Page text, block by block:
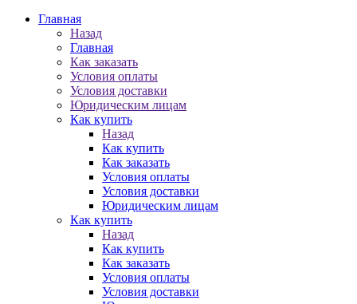
Главная
Назад
Главная
Как заказать
Условия оплаты
Условия доставки
Юридическим лицам
Как купить
Назад
Как купить
Как заказать
Условия оплаты
Условия доставки
Юридическим лицам
Как купить
Назад
Как купить
Как заказать
Условия оплаты
Условия доставки